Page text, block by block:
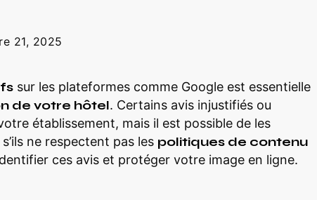
21, 2025
sur les plateformes comme Google est essentielle
de votre hôtel. Certains avis injustifiés ou
établissement, mais il est possible de les
ne respectent pas les politiques de contenu
ces avis et protéger votre image en ligne.